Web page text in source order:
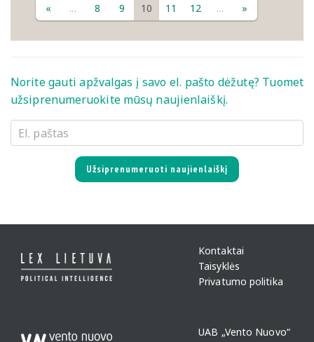
« ... 8 9 10 11 12 ... »
Norite gauti apžvalgas į savo el. pašto dėžutę? Tuomet
užsiprenumeruokite mūsų naujienlaiškį.
Užsiprenumeruoti naujienlaiškį
Kontaktai
Taisyklės
Privatumo politika
UAB „Vento Nuovo“